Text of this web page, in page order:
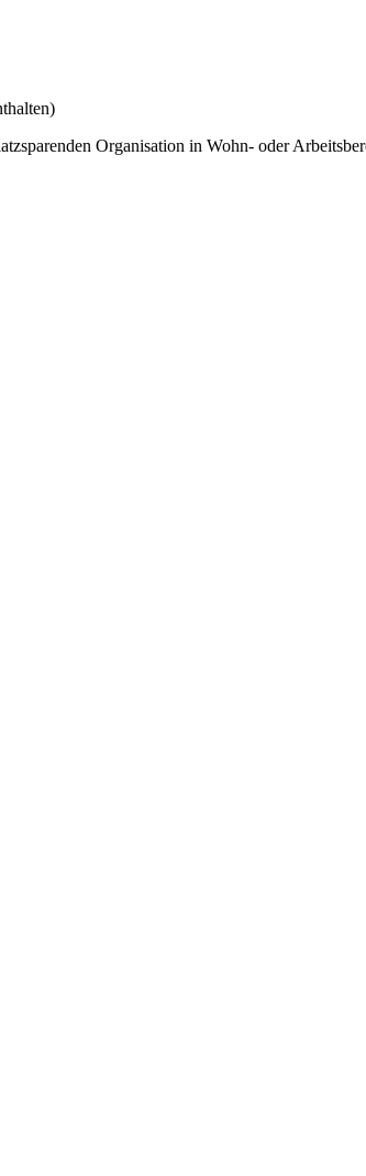
Organisation in Wohn- oder